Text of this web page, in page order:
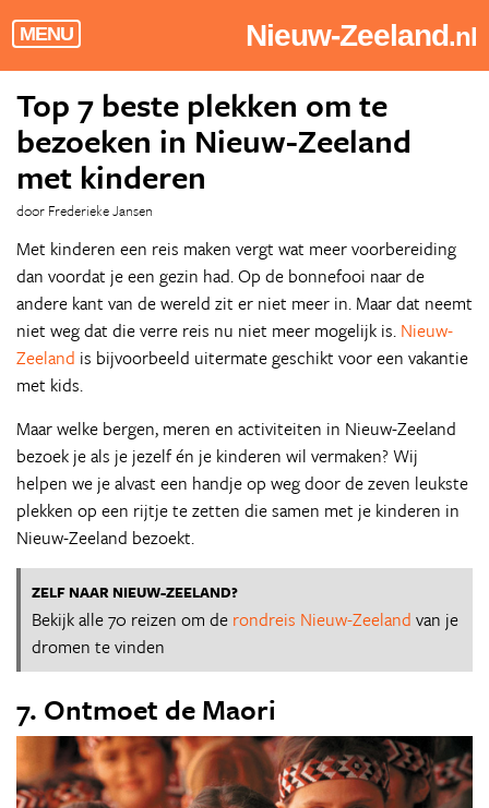
MENU Nieuw-Zeeland.nl
Top 7 beste plekken om te
bezoeken in Nieuw-Zeeland
met kinderen
door Frederieke Jansen
Met kinderen een reis maken vergt wat meer voorbereiding
dan voordat je een gezin had. Op de bonnefooi naar de
andere kant van de wereld zit er niet meer in. Maar dat neemt
niet weg dat die verre reis nu niet meer mogelijk is. Nieuw-
Zeeland is bijvoorbeeld uitermate geschikt voor een vakantie
met kids.
Maar welke bergen, meren en activiteiten in Nieuw-Zeeland
bezoek je als je jezelf én je kinderen wil vermaken? Wij
helpen we je alvast een handje op weg door de zeven leukste
plekken op een rijtje te zetten die samen met je kinderen in
Nieuw-Zeeland bezoekt.
ZELF NAAR NIEUW-ZEELAND?
Bekijk alle 70 reizen om de rondreis Nieuw-Zeeland van je
dromen te vinden
7. Ontmoet de Maori